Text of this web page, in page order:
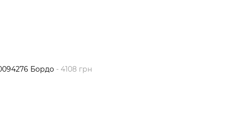
Бордо - 4108 грн